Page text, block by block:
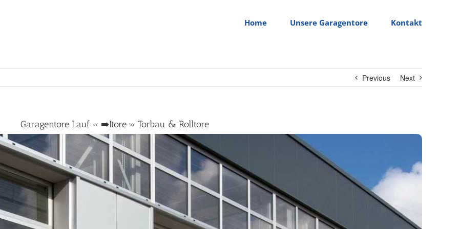
Home Unsere Garagentore Kontakt
Previous Next
Garagentore Lauf « ➡️Itore » Torbau & Rolltore